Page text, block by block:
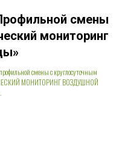
смены
мониторинг
смены с круглосуточным
МОНИТОРИНГ ВОЗДУШНОЙ